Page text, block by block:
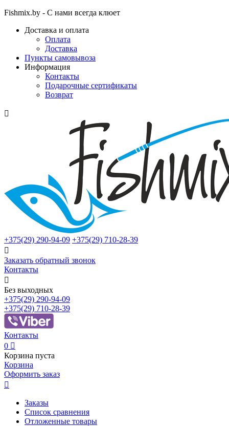
Fishmix.by - С нами всегда клюет
Доставка и оплата
Оплата
Доставка
Пункты самовывоза
Информация
Контакты
Подарочные сертификаты
Возврат

+375(29) 290-94-09 +375(29) 710-28-39

Заказать обратный звонок
Контакты

Без выходных
+375(29) 290-94-09
+375(29) 710-28-39
Контакты
0 
Корзина пуста
Корзина
Оформить заказ

Заказы
Список сравнения
Отложенные товары